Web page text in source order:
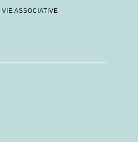
VIE ASSOCIATIVE